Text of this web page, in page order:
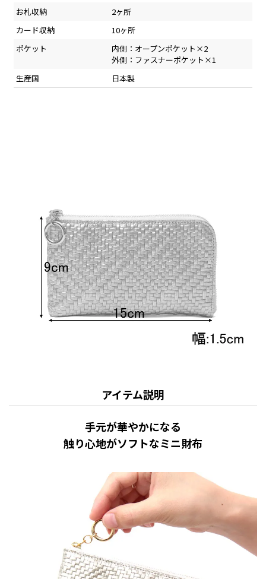
お札収納
2ヶ所
カード収納
10ヶ所
ポケット
内側：オープンポケット×2
外側：ファスナーポケット×1
生産国
日本製
アイテム説明
手元が華やかになる
触り心地がソフトなミニ財布